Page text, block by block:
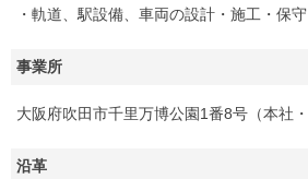
・軌道、駅設備、車両の設計・施工・保守
事業所
大阪府吹田市千里万博公園1番8号（本社・
沿革